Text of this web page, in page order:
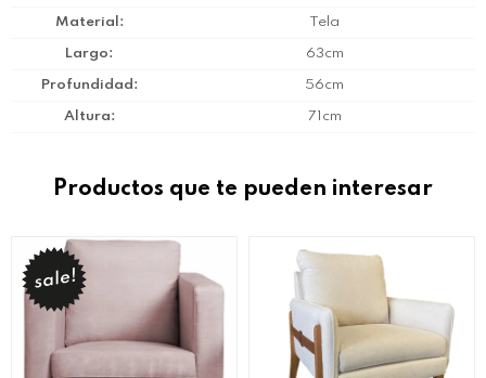
Material Tela
Largo 63cm
Profundidad 56cm
Altura 71cm
Productos que te pueden interesar